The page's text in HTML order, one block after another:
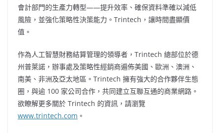
會計部門的生產力轉型——提升效率、確保資料準確以減低
風險，並強化策略性決策能力。Trintech，讓時間盡顯價
值。
作為人工智慧財務結算管理的領導者，Trintech 總部位於德
州普萊諾，辦事處及策略性經銷商遍佈美國、歐洲、澳洲、
南美、非洲及亞太地區。Trintech 擁有強大的合作夥伴生態
圈，與逾 100 家公司合作，共同建立互聯互通的商業網路。
欲瞭解更多關於 Trintech 的資訊，請瀏覽
www.trintech.com 。